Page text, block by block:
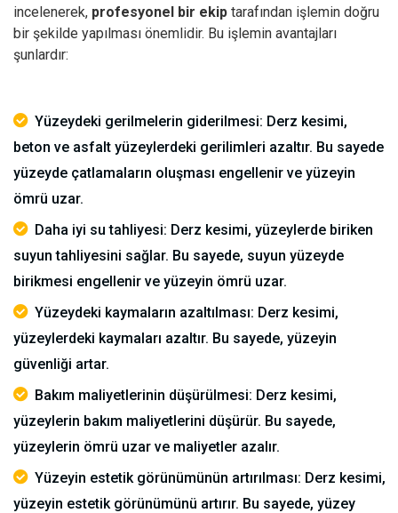
incelenerek, profesyonel bir ekip tarafından işlemin doğru
bir şekilde yapılması önemlidir. Bu işlemin avantajları
şunlardır:
Yüzeydeki gerilmelerin giderilmesi: Derz kesimi,
beton ve asfalt yüzeylerdeki gerilimleri azaltır. Bu sayede
yüzeyde çatlamaların oluşması engellenir ve yüzeyin
ömrü uzar.
Daha iyi su tahliyesi: Derz kesimi, yüzeylerde biriken
suyun tahliyesini sağlar. Bu sayede, suyun yüzeyde
birikmesi engellenir ve yüzeyin ömrü uzar.
Yüzeydeki kaymaların azaltılması: Derz kesimi,
yüzeylerdeki kaymaları azaltır. Bu sayede, yüzeyin
güvenliği artar.
Bakım maliyetlerinin düşürülmesi: Derz kesimi,
yüzeylerin bakım maliyetlerini düşürür. Bu sayede,
yüzeylerin ömrü uzar ve maliyetler azalır.
Yüzeyin estetik görünümünün artırılması: Derz kesimi,
yüzeyin estetik görünümünü artırır. Bu sayede, yüzey